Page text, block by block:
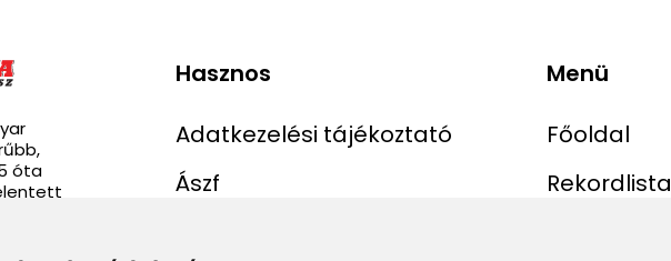
óta
Hasznos
Adatkezelési tájékoztató
Ászf
Menü
Főoldal
Rekordlista